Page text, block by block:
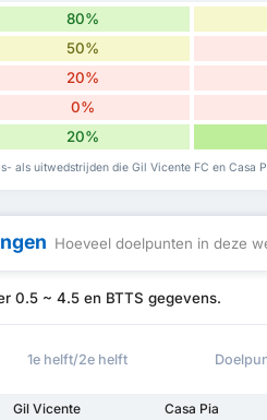
80%
50%
20%
0%
20%
als uitwedstrijden die Gil Vicente FC en Casa
Hoeveel doelpunten in deze
0.5 ~ 4.5 en BTTS gegevens.
1e helft/2e helft
Gil Vicente Casa Pia